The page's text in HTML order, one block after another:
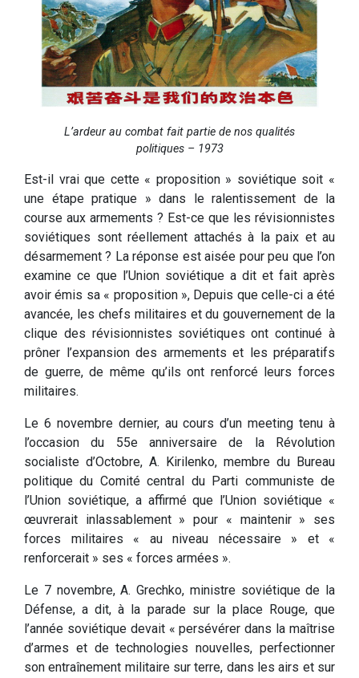
L’ardeur au combat fait partie de nos qualités
politiques – 1973
Est-il vrai que cette « proposition » soviétique soit «
une étape pratique » dans le ralentissement de la
course aux armements ? Est-ce que les révisionnistes
soviétiques sont réellement attachés à la paix et au
désarmement ? La réponse est aisée pour peu que l’on
examine ce que l’Union soviétique a dit et fait après
avoir émis sa « proposition », Depuis que celle-ci a été
avancée, les chefs militaires et du gouvernement de la
clique des révisionnistes soviétiques ont continué à
prôner l’expansion des armements et les préparatifs
de guerre, de même qu’ils ont renforcé leurs forces
militaires.
Le 6 novembre dernier, au cours d’un meeting tenu à
l’occasion du 55e anniversaire de la Révolution
socialiste d’Octobre, A. Kirilenko, membre du Bureau
politique du Comité central du Parti communiste de
l’Union soviétique, a affirmé que l’Union soviétique «
œuvrerait inlassablement » pour « maintenir » ses
forces militaires « au niveau nécessaire » et «
renforcerait » ses « forces armées ».
Le 7 novembre, A. Grechko, ministre soviétique de la
Défense, a dit, à la parade sur la place Rouge, que
l’année soviétique devait « persévérer dans la maîtrise
d’armes et de technologies nouvelles, perfectionner
son entraînement militaire sur terre, dans les airs et sur